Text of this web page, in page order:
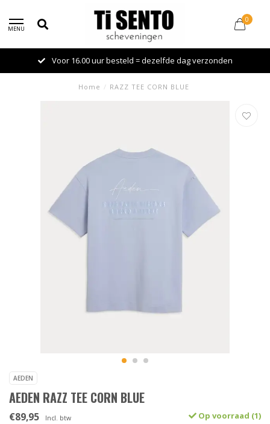
MENU
0
Voor 16.00 uur besteld = dezelfde dag verzonden
Home / RAZZ TEE CORN BLUE
AEDEN
AEDEN RAZZ TEE CORN BLUE
€89,95 Incl. btw Op voorraad (1)